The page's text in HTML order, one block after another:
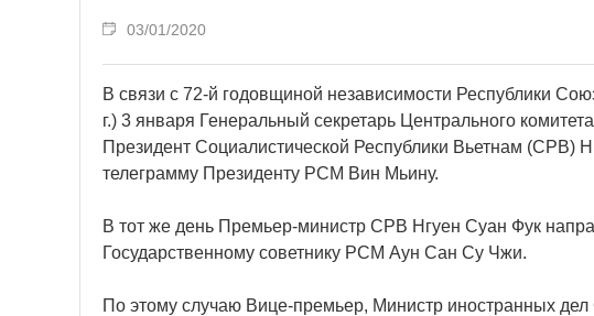
03/01/2020
В связи с 72-й годовщиной независимости Республики
г.) 3 января Генеральный секретарь Центрального
Президент Социалистической Республики Вьетнам (СРВ)
телеграмму Президенту РСМ Вин Мьину.
В тот же день Премьер-министр СРВ Нгуен Суан Фук
Государственному советнику РСМ Аун Сан Су Чжи.
По этому случаю Вице-премьер, Министр иностранных